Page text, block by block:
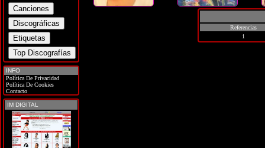
INFO
Política De Privacidad
Política De Cookies
Contacto
IM DIGITAL
Referencias
1